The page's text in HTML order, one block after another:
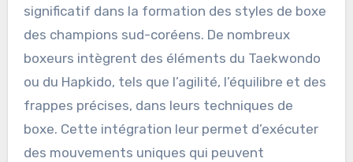
significatif dans la formation des styles de boxe
des champions sud-coréens. De nombreux
boxeurs intègrent des éléments du Taekwondo
ou du Hapkido, tels que l’agilité, l’équilibre et des
frappes précises, dans leurs techniques de
boxe. Cette intégration leur permet d’exécuter
des mouvements uniques qui peuvent